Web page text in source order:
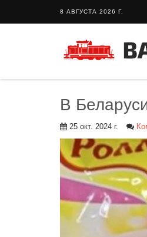
8 АВГУСТА 2026 Г.
В
25 окт. 2024 г.